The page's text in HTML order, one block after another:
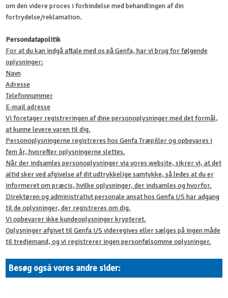
om den videre proces i forbindelse med behandlingen af din
fortrydelse/reklamation.
Persondatapolitik
For at du kan indgå aftale med os på Genfa, har vi brug for følgende
oplysninger:
Navn
Adresse
Telefonnummer
E-mail adresse
Vi foretager registreringen af dine personoplysninger med det formål,
at kunne levere varen til dig.
Personoplysningerne registreres hos Genfa Træpiller og opbevares i
fem år, hvorefter oplysningerne slettes.
Når der indsamles personoplysninger via vores website, sikrer vi, at det
altid sker ved afgivelse af dit udtrykkelige samtykke, så ledes at du er
informeret om præcis, hvilke oplysninger, der indsamles og hvorfor.
Direktøren og administrativt personale ansat hos Genfa I/S har adgang
til de oplysninger, der registreres om dig.
Vi opbevarer ikke kundeoplysninger krypteret.
Oplysninger afgivet til Genfa I/S videregives eller sælges på ingen måde
til tredjemand, og vi registrerer ingen personfølsomme oplysninger.
Besøg også vores andre sider​: